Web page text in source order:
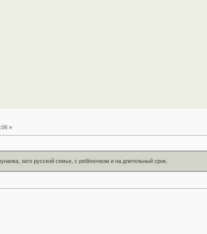
»
зато русской семье, с ребёночком и на длительный срок.